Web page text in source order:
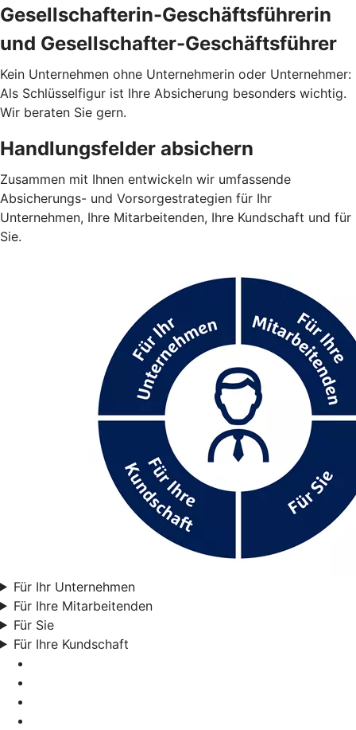
Gesellschafterin-Geschäftsführerin
und Gesellschafter-Geschäftsführer
Kein Unternehmen ohne Unternehmerin oder Unternehmer:
Als Schlüsselfigur ist Ihre Absicherung besonders wichtig.
Wir beraten Sie gern.
Handlungsfelder absichern
Zusammen mit Ihnen entwickeln wir umfassende
Absicherungs- und Vorsorgestrategien für Ihr
Unternehmen, Ihre Mitarbeitenden, Ihre Kundschaft und für
Sie.
Für Ihr Unternehmen
Für Ihre Mitarbeitenden
Für Sie
Für Ihre Kundschaft